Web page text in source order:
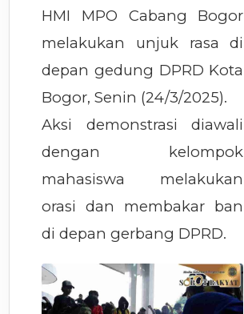
HMI MPO Cabang Bogor
melakukan unjuk rasa di
depan gedung DPRD Kota
Bogor, Senin (24/3/2025).
Aksi demonstrasi diawali
dengan kelompok
mahasiswa melakukan
orasi dan membakar ban
di depan gerbang DPRD.